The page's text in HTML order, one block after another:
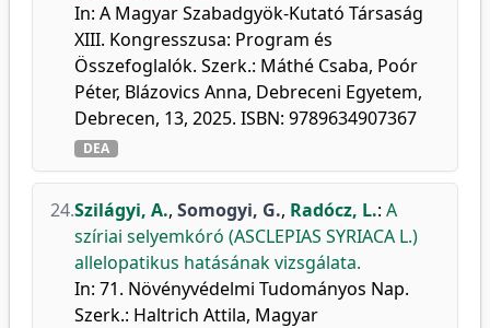
In: A Magyar Szabadgyök-Kutató Társaság
XIII. Kongresszusa: Program és
Összefoglalók. Szerk.: Máthé Csaba, Poór
Péter, Blázovics Anna, Debreceni Egyetem,
Debrecen, 13, 2025. ISBN: 9789634907367
DEA
24.Szilágyi, A., Somogyi, G., Radócz, L.: A
szíriai selyemkóró (ASCLEPIAS SYRIACA L.)
allelopatikus hatásának vizsgálata.
In: 71. Növényvédelmi Tudományos Nap.
Szerk.: Haltrich Attila, Magyar